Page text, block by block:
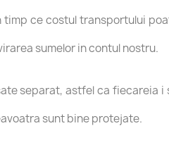
ce costul transportului
sumelor in contul nostru.
separat, astfel ca fiecareia i
sunt bine protejate.